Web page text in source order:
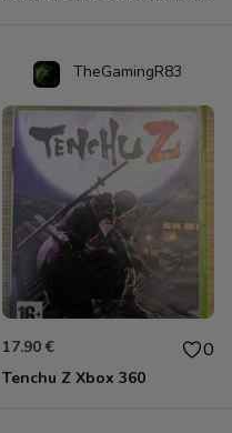
TheGamingR83
17.90 € 0
Tenchu Z Xbox 360